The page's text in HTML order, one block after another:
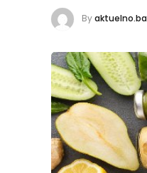
Byaktuelno.ba